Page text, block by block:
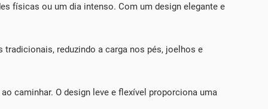
físicas ou um dia intenso. Com um design elegante e
tradicionais, reduzindo a carga nos pés, joelhos e
caminhar. O design leve e flexível proporciona uma